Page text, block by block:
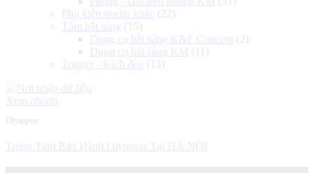
Phụ kiện studio khác (22)
Tấm hắt sáng (15)
Dụng cụ hắt sáng K&F Concept (2)
Dụng cụ hắt sáng KM (11)
Trigger - Kích đèn
(13)
Xem nhanh
Olympus
Trung Tâm Bảo Hành Olympus Tại HÀ NỘI